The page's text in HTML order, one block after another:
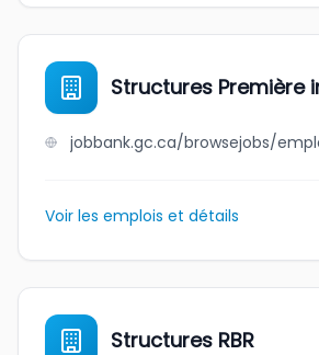
Structures Première
Voir les emplois et détails
Structures RBR